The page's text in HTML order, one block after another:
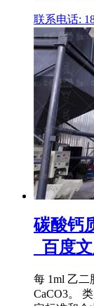
联系电话:
碳酸钙
_百度
每 1ml 乙二
CaCO3。